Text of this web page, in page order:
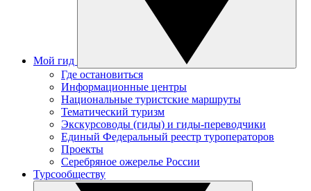
Мой гид
Где остановиться
Информационные центры
Национальные туристские маршруты
Тематический туризм
Экскурсоводы (гиды) и гиды-переводчики
Единый Федеральный реестр туроператоров
Проекты
Серебряное ожерелье России
Турсообществу